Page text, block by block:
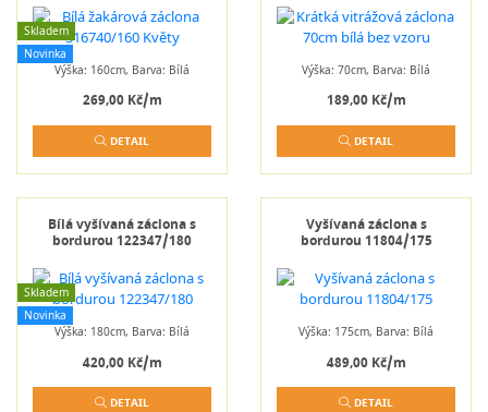
Skladem
Novinka
Výška: 160cm, Barva: Bílá
269,00 Kč/m
DETAIL
Výška: 70cm, Barva: Bílá
189,00 Kč/m
DETAIL
Bílá vyšívaná záclona s
bordurou 122347/180
Skladem
Novinka
Výška: 180cm, Barva: Bílá
420,00 Kč/m
DETAIL
Vyšívaná záclona s
bordurou 11804/175
Výška: 175cm, Barva: Bílá
489,00 Kč/m
DETAIL